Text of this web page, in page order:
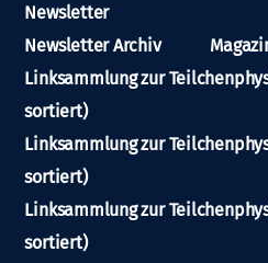
Newsletter
Newsletter Archiv
Linksammlung zur
sortiert)
Linksammlung zur
sortiert)
Linksammlung zur
sortiert)